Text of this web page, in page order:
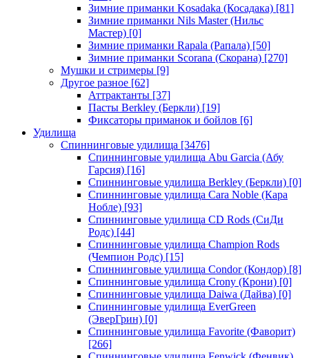
Зимние приманки Kosadaka (Косадака) [81]
Зимние приманки Nils Master (Нильс
Мастер) [0]
Зимние приманки Rapala (Рапала) [50]
Зимние приманки Scorana (Скорана) [270]
Мушки и стримеры [9]
Другое разное [62]
Аттрактанты [37]
Пасты Berkley (Беркли) [19]
Фиксаторы приманок и бойлов [6]
Удилища
Спиннинговые удилища [3476]
Спиннинговые удилища Abu Garcia (Абу
Гарсия) [16]
Спиннинговые удилища Berkley (Беркли) [0]
Спиннинговые удилища Cara Noble (Кара
Нобле) [93]
Спиннинговые удилища CD Rods (СиДи
Родс) [44]
Спиннинговые удилища Champion Rods
(Чемпион Родс) [15]
Спиннинговые удилища Condor (Кондор) [8]
Спиннинговые удилища Crony (Крони) [0]
Спиннинговые удилища Daiwa (Дайва) [0]
Спиннинговые удилища EverGreen
(ЭверГрин) [0]
Спиннинговые удилища Favorite (Фаворит)
[266]